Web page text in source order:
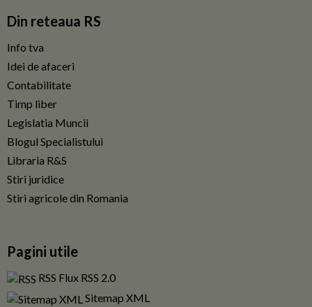
Din reteaua RS
Info tva
Idei de afaceri
Contabilitate
Timp liber
Legislatia Muncii
Blogul Specialistului
Libraria R&S
Stiri juridice
Stiri agricole din Romania
Pagini utile
RSS Flux RSS 2.0
Sitemap XML